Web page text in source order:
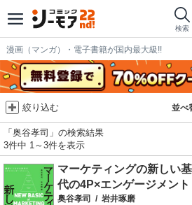
検索
漫画（マンガ）・電子書籍が国内最大級!!
並べ
絞り込む
「奥谷孝司」の検索結果
3件中 1～3件を表示
マーケティングの新しい
代の4P×エンゲージメント
奥谷孝司 / 岩井琢磨